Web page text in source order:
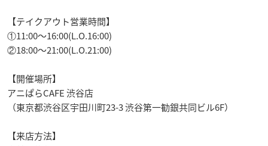
【テイクアウト営業時間】
①11:00〜16:00(L.O.16:00)
②18:00〜21:00(L.O.21:00)
【開催場所】
アニぱらCAFE 渋谷店
（東京都渋谷区宇田川町23-3 渋谷第一勧銀共同ビル6F）
【来店方法】